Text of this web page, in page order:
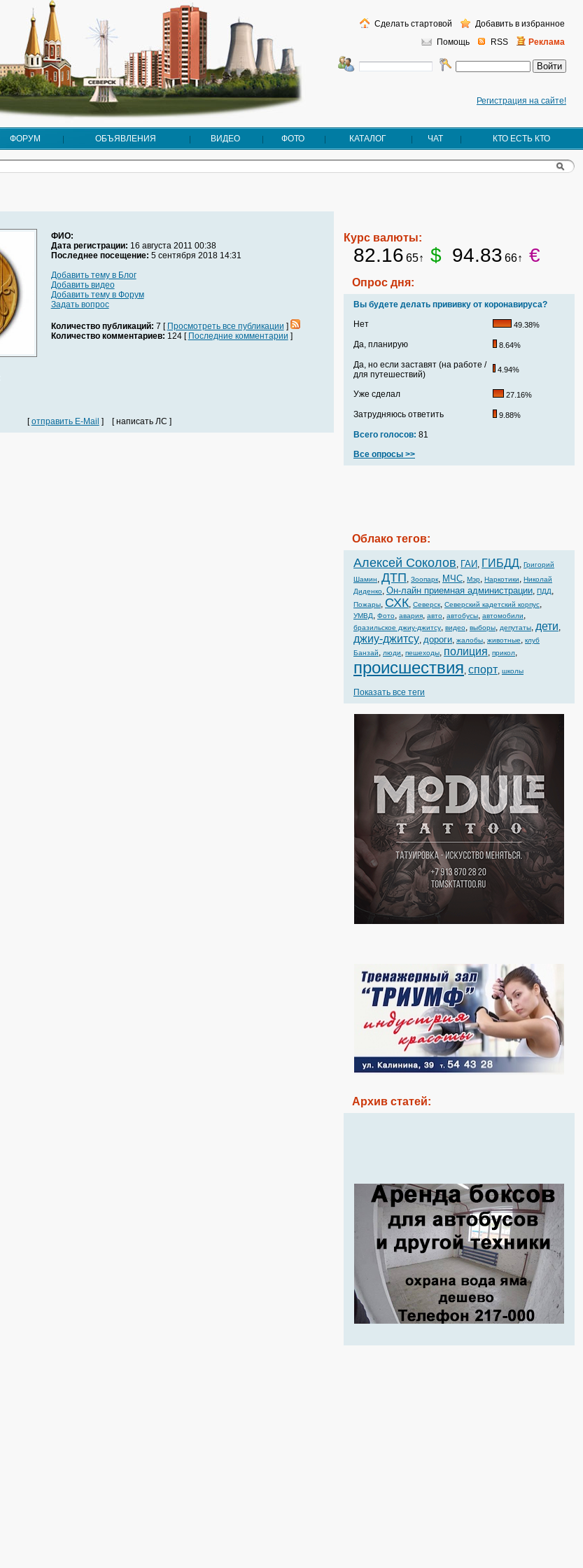
Регистрация на сайте!
Помощь RSS Реклама
Сделать стартовой Добавить в избранное
ФОРУМ ОБЪЯВЛЕНИЯ ВИДЕО ФОТО КАТАЛОГ ЧАТ КТО ЕСТЬ КТО
ФИО:
Дата регистрации: 16 августа 2011 00:38
Последнее посещение: 5 сентября 2018 14:31
Добавить тему в Блог
Добавить видео
Добавить тему в Форум
Задать вопрос
Количество публикаций: 7 [ Просмотреть все публикации ]
Количество комментариев: 124 [ Последние комментарии ]
[отправить E-Mail ] [ написать ЛС ]
Курс валюты:
82.16 65↑ $ 94.83 66↑ €
Опрос дня:
Вы будете делать прививку от коронавируса?
Нет
49.38%
Да, планирую 8.64%
Да, но если заставят (на работе /
для путешествий)
4.94%
Уже сделал 27.16%
Затрудняюсь ответить 9.88%
Всего голосов: 81
Все опросы >>
Облако тегов:
Алексей Соколов, ГАИ, ГИБДД, Григорий
Шамин, ДТП, Зоопарк, МЧС, Мэр, Наркотики, Николай
Диденко, Он-лайн приемная администрации, ПДД,
Пожары, СХК, Северск, Северский кадетский корпус,
УМВД, Фото, авария, авто, автобусы, автомобили,
бразильское джиу-джитсу, видео, выборы, депутаты, дети,
джиу-джитсу, дороги, жалобы, животные, клуб
Банзай, люди, пешеходы, полиция, прикол,
происшествия, спорт, школы
Показать все теги
Архив статей: